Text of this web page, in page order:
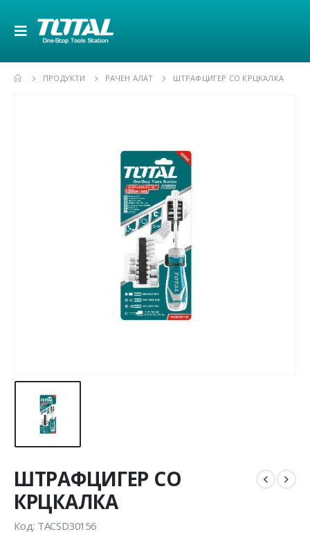
ПРОДУКТИ РАЧЕН АЛАТ ШТРАФЦИГЕР СО КРЦКАЛКА
ШТРАФЦИГЕР СО
КРЦКАЛКА
Код: TACSD30156